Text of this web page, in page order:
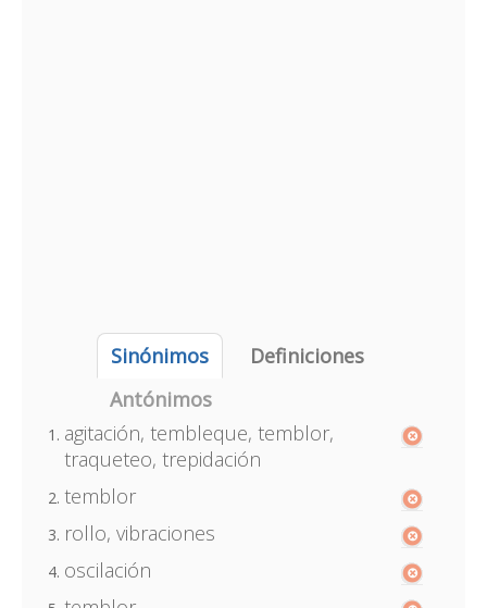
Sinónimos
Definiciones
Antónimos
agitación, tembleque, temblor,
traqueteo, trepidación
temblor
rollo, vibraciones
oscilación